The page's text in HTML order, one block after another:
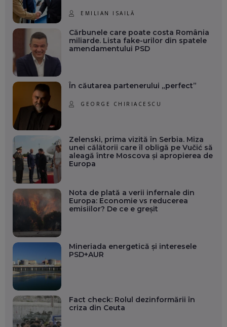
EMILIAN ISAILĂ
Cărbunele care poate costa România
miliarde. Lista fake-urilor din spatele
amendamentului PSD
În căutarea partenerului „perfect”
GEORGE CHIRIACESCU
Zelenski, prima vizită în Serbia. Miza
unei călătorii care îl obligă pe Vučić să
aleagă între Moscova și apropierea de
Europa
Nota de plată a verii infernale din
Europa: Economie vs reducerea
emisiilor? De ce e greșit
Mineriada energetică și interesele
PSD+AUR
Fact check: Rolul dezinformării în
criza din Ceuta